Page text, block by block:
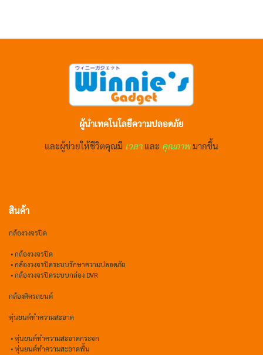
ผู้นำเทคโนโลยีความปลอดภัย
และผู้ช่วยให้ชีวิตคุณมี เวลา และ คุณภาพ มากขึ้น
สินค้า
กล้องวงจรปิด
•กล้องวงจรปิด
•กล้องวงจรปิดระบบรักษาความปลอดภัย
• กล้องวงจรปิดระบบกล่อง DVR
กล้องติดรถยนต์
หุ่นยนต์ทำความสะอาด
•หุ่นยนต์ทำความสะอาดกระจก
•หุ่นยนต์ทำความสะอาดพื้น